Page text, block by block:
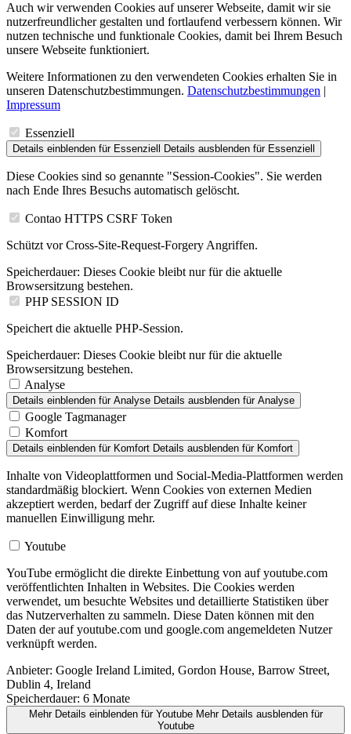
Auch wir verwenden Cookies auf unserer Webseite, damit wir sie
nutzerfreundlicher gestalten und fortlaufend verbessern können. Wir
nutzen technische und funktionale Cookies, damit bei Ihrem Besuch
unsere Webseite funktioniert.
Weitere Informationen zu den verwendeten Cookies erhalten Sie in
unseren Datenschutzbestimmungen. Datenschutzbestimmungen |
Impressum
Essenziell
Details einblenden für Essenziell Details ausblenden für Essenziell
Diese Cookies sind so genannte "Session-Cookies". Sie werden
nach Ende Ihres Besuchs automatisch gelöscht.
Contao HTTPS CSRF Token
Schützt vor Cross-Site-Request-Forgery Angriffen.
Speicherdauer: Dieses Cookie bleibt nur für die aktuelle
Browsersitzung bestehen.
PHP SESSION ID
Speichert die aktuelle PHP-Session.
Speicherdauer: Dieses Cookie bleibt nur für die aktuelle
Browsersitzung bestehen.
Analyse
Details einblenden für Analyse Details ausblenden für Analyse
Google Tagmanager
Komfort
Details einblenden für Komfort Details ausblenden für Komfort
Inhalte von Videoplattformen und Social-Media-Plattformen werden
standardmäßig blockiert. Wenn Cookies von externen Medien
akzeptiert werden, bedarf der Zugriff auf diese Inhalte keiner
manuellen Einwilligung mehr.
Youtube
YouTube ermöglicht die direkte Einbettung von auf youtube.com
veröffentlichten Inhalten in Websites. Die Cookies werden
verwendet, um besuchte Websites und detaillierte Statistiken über
das Nutzerverhalten zu sammeln. Diese Daten können mit den
Daten der auf youtube.com und google.com angemeldeten Nutzer
verknüpft werden.
Anbieter: Google Ireland Limited, Gordon House, Barrow Street,
Dublin 4, Ireland
Speicherdauer: 6 Monate
Mehr Details einblendenfür Youtube Mehr Details ausblendenfür
Youtube